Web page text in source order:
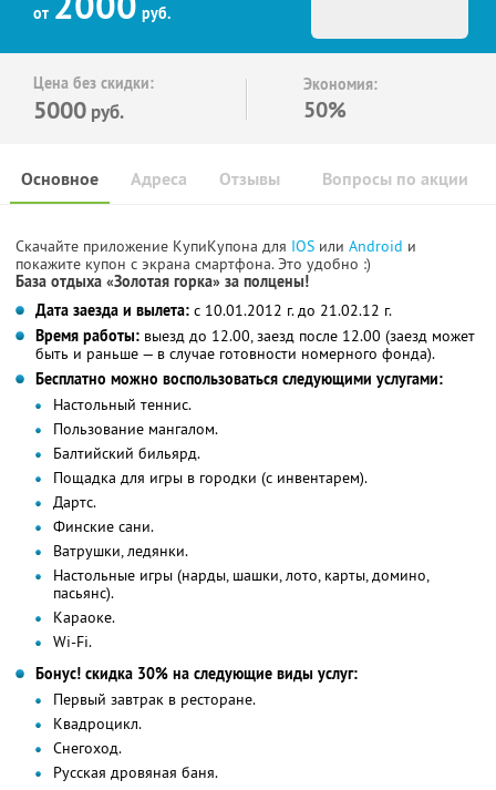
от руб.
Цена без скидки:
5000 руб.
Экономия:
50%
Основное Отзывы Вопросы по акции
Адреса
Скачайте приложение КупиКупона для IOS или Android и
покажите купон с экрана смартфона. Это удобно :)
База отдыха «Золотая горка» за полцены!
Дата заезда и вылета: с 10.01.2012 г. до 21.02.12 г.
Время работы: выезд до 12.00, заезд после 12.00 (заезд может
быть и раньше — в случае готовности номерного фонда).
Бесплатно можно воспользоваться следующими услугами:
Настольный теннис.
Пользование мангалом.
Балтийский бильярд.
Пощадка для игры в городки (с инвентарем).
Дартс.
Финские сани.
Ватрушки, ледянки.
Настольные игры (нарды, шашки, лото, карты, домино,
пасьянс).
Караоке.
Wi-Fi.
Бонус! скидка 30% на следующие виды услуг:
Первый завтрак в ресторане.
Квадроцикл.
Снегоход.
Русская дровяная баня.